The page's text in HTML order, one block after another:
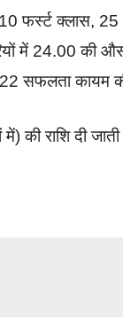
10 फर्स्ट
में 24.00 की
सफलता कायम
में) की राशि दी